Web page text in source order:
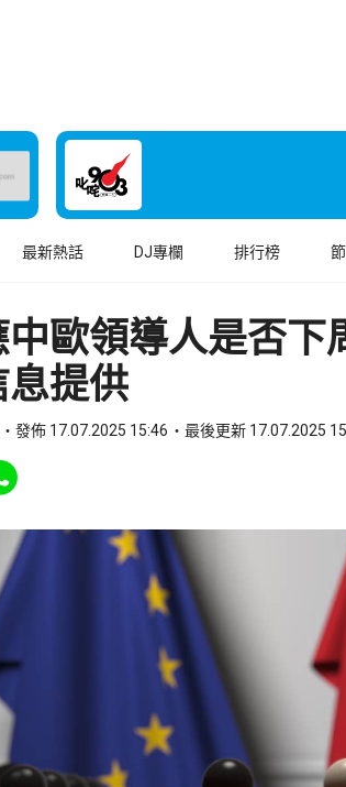
最新熱話 DJ專欄 排行榜
中歐領導人是否
息提供
發佈 17.07.2025 15:46 最後更新 17.07.2025
to WhatsApp